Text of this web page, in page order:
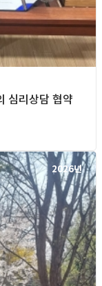
심리상담 협약
2026년